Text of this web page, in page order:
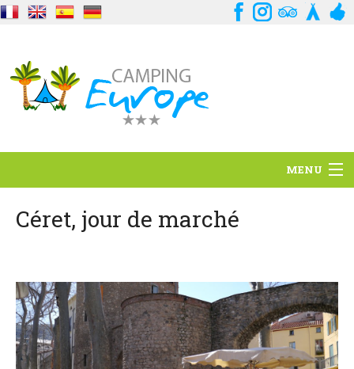
MENU
Situation
Services
Contact
Coordonnées et accès
Céret, jour de marché